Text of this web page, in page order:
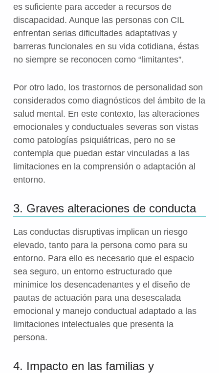
es suficiente para acceder a recursos de
discapacidad. Aunque las personas con CIL
enfrentan serias dificultades adaptativas y
barreras funcionales en su vida cotidiana, éstas
no siempre se reconocen como “limitantes”.
Por otro lado, los trastornos de personalidad son
considerados como diagnósticos del ámbito de la
salud mental. En este contexto, las alteraciones
emocionales y conductuales severas son vistas
como patologías psiquiátricas, pero no se
contempla que puedan estar vinculadas a las
limitaciones en la comprensión o adaptación al
entorno.
3. Graves alteraciones de conducta
Las conductas disruptivas implican un riesgo
elevado, tanto para la persona como para su
entorno. Para ello es necesario que el espacio
sea seguro, un entorno estructurado que
minimice los desencadenantes y el diseño de
pautas de actuación para una desescalada
emocional y manejo conductual adaptado a las
limitaciones intelectuales que presenta la
persona.
4. Impacto en las familias y